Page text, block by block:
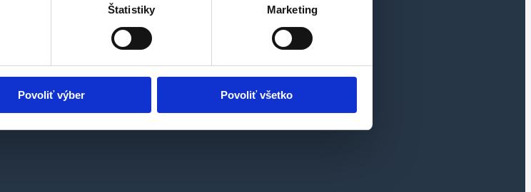
Štatistiky Marketing
Povoliť výber Povoliť všetko